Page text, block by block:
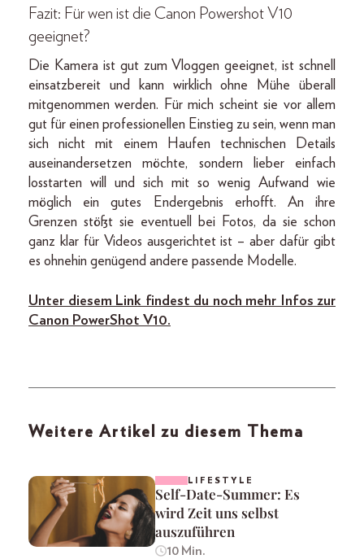
Fazit: Für wen ist die Canon Powershot V10
geeignet?
Die Kamera ist gut zum Vloggen geeignet, ist schnell
einsatzbereit und kann wirklich ohne Mühe überall
mitgenommen werden. Für mich scheint sie vor allem
gut für einen professionellen Einstieg zu sein, wenn man
sich nicht mit einem Haufen technischen Details
auseinandersetzen möchte, sondern lieber einfach
losstarten will und sich mit so wenig Aufwand wie
möglich ein gutes Endergebnis erhofft. An ihre
Grenzen stößt sie eventuell bei Fotos, da sie schon
ganz klar für Videos ausgerichtet ist – aber dafür gibt
es ohnehin genügend andere passende Modelle.
Unter diesem Link findest du noch mehr Infos zur
Canon PowerShot V10.
Weitere Artikel zu diesem Thema
LIFESTYLE
Self-Date-Summer: Es
wird Zeit uns selbst
auszuführen
10 Min.